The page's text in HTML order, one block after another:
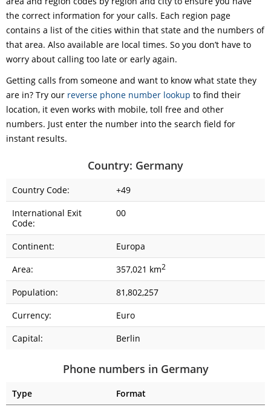
the correct information for your calls. Each region page
contains a list of the cities within that state and the numbers of
that area. Also available are local times. So you don’t have to
worry about calling too late or early again.
Getting calls from someone and want to know what state they
are in? Try our reverse phone number lookup to find their
location, it even works with mobile, toll free and other
numbers. Just enter the number into the search field for
instant results.
Country: Germany
Country Code:
+49
International Exit
Code:
00
Continent:
Europa
Area:
357,021 km2
Population:
81,802,257
Currency:
Euro
Capital:
Berlin
Phone numbers in Germany
Type
Format